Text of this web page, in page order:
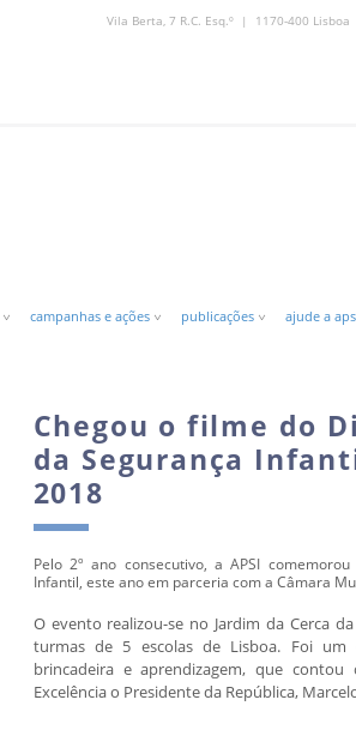
Vila Berta, 7 R.C. Esq.º | 1170-400 Lisboa
campanhas e ações publicações ajude a
Chegou o filme do
da Segurança
2018
Pelo 2º ano consecutivo, a APSI
Infantil, este ano em parceria com a Câmara
O evento realizou-se no Jardim da Cerca
turmas de 5 escolas de Lisboa. Foi
brincadeira e aprendizagem, que
Excelência o Presidente da República,